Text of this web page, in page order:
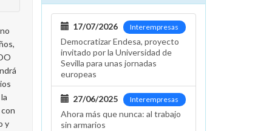
y
Interempresas
17/07/2026
Democratizar Endesa, proyecto
invitado por la Universidad de
Sevilla para unas jornadas
europeas
Interempresas
27/06/2025
Ahora más que nunca: al trabajo
sin armarios